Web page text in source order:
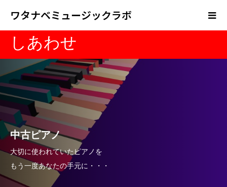
ワタナベミュージックラボ
しあわせ
中古ピアノ
大切に使われていたピアノを
もう一度あなたの手元に・・・